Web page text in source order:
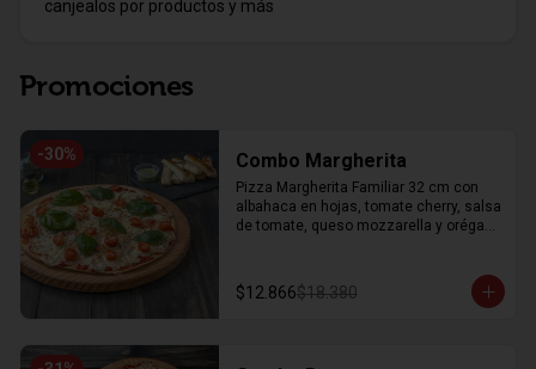
canjealos por productos y más
Promociones
-30% Combo Margherita
Pizza Margherita Familiar 32 cm con
albahaca en hojas, tomate cherry, salsa
de tomate, queso mozzarella y orégano
$12.866$18.380